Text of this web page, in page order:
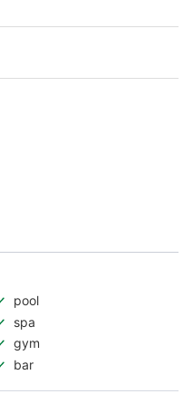
pool
spa
gym
bar